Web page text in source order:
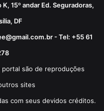
15º andar Ed. Seguradoras,
DF
- Tel: +55 61
são de reproduções
sites
com seus devidos créditos.